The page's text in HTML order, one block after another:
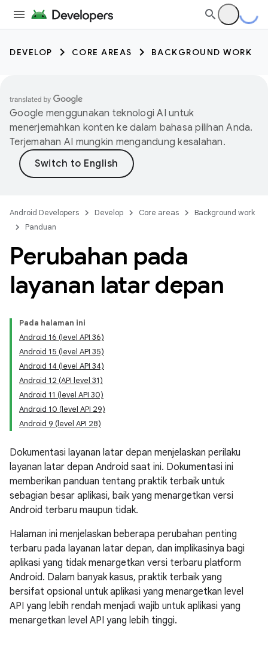
DEVELOP CORE AREAS BACKGROUND WORK
Google menggunakan teknologi AI untuk
menerjemahkan konten ke dalam bahasa pilihan Anda.
Terjemahan AI mungkin mengandung kesalahan.
Android Developers Develop Core areas
Background work
Panduan
Perubahan pada
layanan latar depan
Pada halaman ini
Android 16 (level API 36)
Android 15 (level API 35)
Android 14 (level API 34)
Android 12 (API level 31)
Android 11 (level API 30)
Android 10 (level API 29)
Android 9 (level API 28)
Dokumentasi layanan latar depan menjelaskan perilaku
layanan latar depan Android saat ini. Dokumentasi ini
memberikan panduan tentang praktik terbaik untuk
sebagian besar aplikasi, baik yang menargetkan versi
Android terbaru maupun tidak.
Halaman ini menjelaskan beberapa perubahan penting
terbaru pada layanan latar depan, dan implikasinya bagi
aplikasi yang tidak menargetkan versi terbaru platform
Android. Dalam banyak kasus, praktik terbaik yang
bersifat opsional untuk aplikasi yang menargetkan level
API yang lebih rendah menjadi wajib untuk aplikasi yang
menargetkan level API yang lebih tinggi.